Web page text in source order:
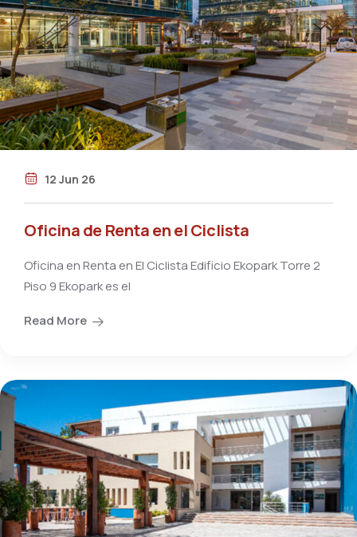
12 Jun 26
Oficina de Renta en el Ciclista
Oficina en Renta en El Ciclista Edificio Ekopark Torre 2
Piso 9 Ekopark es el
Read More